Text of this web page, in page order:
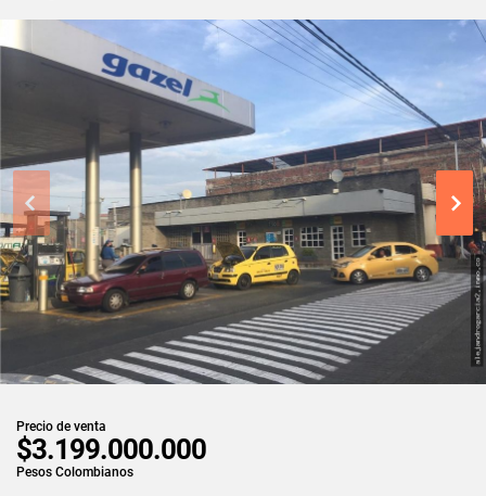
Precio de venta
$3.199.000.000
Pesos Colombianos